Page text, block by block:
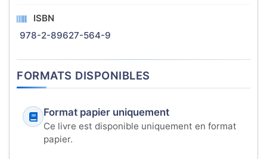
ISBN
978-2-89627-564-9
FORMATS DISPONIBLES
Format papier uniquement
Ce livre est disponible uniquement en format
papier.